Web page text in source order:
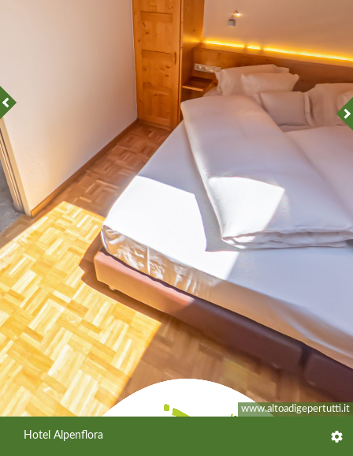
www.altoadigepertutti.it
Hotel Alpenflora